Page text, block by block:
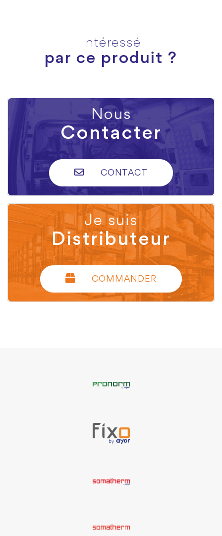
Intéressé
par ce produit ?
Nous
Contacter
CONTACT
Je suis
Distributeur
COMMANDER